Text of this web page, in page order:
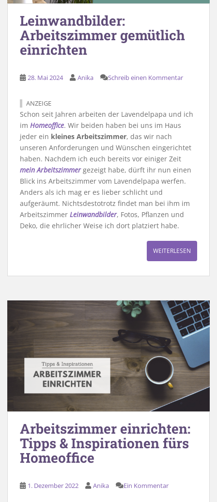
Leinwandbilder:
Arbeitszimmer gemütlich
einrichten
28. Mai 2024 Anika Schreib einen Kommentar
ANZEIGE
Schon seit Jahren arbeiten der Lavendelpapa und ich
im Homeoffice. Wir beiden haben bei uns im Haus
jeder ein kleines Arbeitszimmer, das wir nach
unseren Anforderungen und Wünschen eingerichtet
haben. Nachdem ich euch bereits vor einiger Zeit
mein Arbeitszimmergezeigt habe, dürft ihr nun einen
Blick ins Arbeitszimmer vom Lavendelpapa werfen.
Anders als ich mag er es lieber schlicht und
aufgeräumt. Nichtsdestotrotz findet man bei ihm im
Arbeitszimmer Leinwandbilder, Fotos, Pflanzen und
Deko, die ehrlicher Weise ich dort platziert habe.
WEITERLESEN
Arbeitszimmer einrichten:
Tipps & Inspirationen fürs
Homeoffice
1. Dezember 2022 Anika Ein Kommentar